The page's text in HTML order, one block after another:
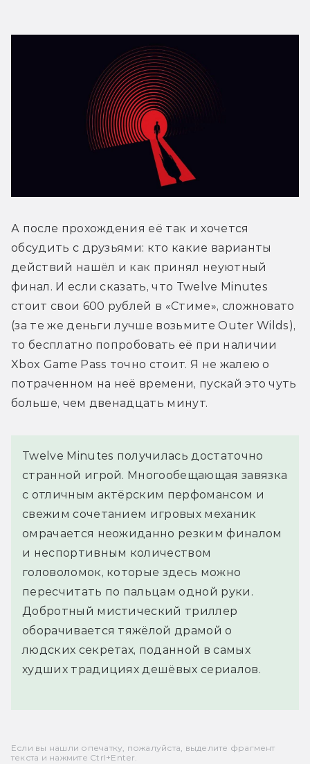
А после прохождения её так и хочется
обсудить с друзьями: кто какие варианты
действий нашёл и как принял неуютный
финал. И если сказать, что Twelve Minutes
стоит свои 600 рублей в «Стиме», сложновато
(за те же деньги лучше возьмите Outer Wilds),
то бесплатно попробовать её при наличии
Xbox Game Pass точно стоит. Я не жалею о
потраченном на неё времени, пускай это чуть
больше, чем двенадцать минут.
Twelve Minutes получилась достаточно
странной игрой. Многообещающая завязка
с отличным актёрским перфомансом и
свежим сочетанием игровых механик
омрачается неожиданно резким финалом
и неспортивным количеством
головоломок, которые здесь можно
пересчитать по пальцам одной руки.
Добротный мистический триллер
оборачивается тяжёлой драмой о
людских секретах, поданной в самых
худших традициях дешёвых сериалов.
Если вы нашли опечатку, пожалуйста, выделите фрагмент
текста и нажмите Ctrl+Enter.